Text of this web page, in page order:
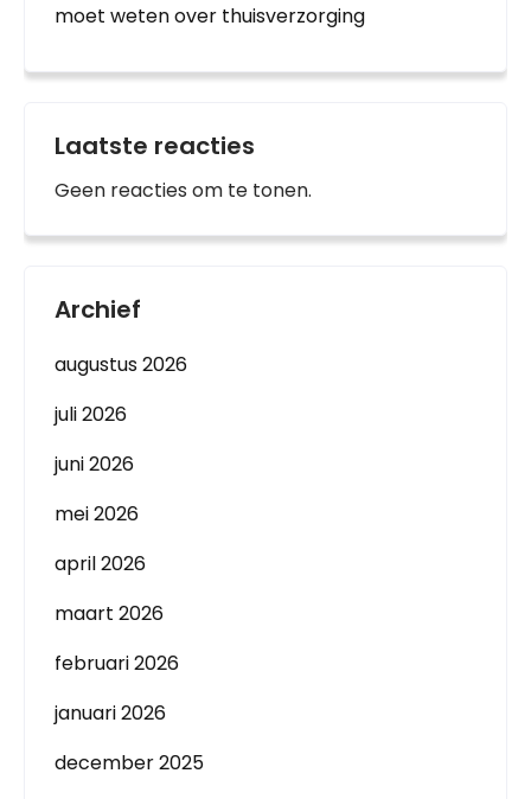
moet weten over thuisverzorging
Laatste reacties
Geen reacties om te tonen.
Archief
augustus 2026
juli 2026
juni 2026
mei 2026
april 2026
maart 2026
februari 2026
januari 2026
december 2025